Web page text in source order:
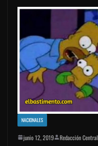
NACIONALES
junio 12, 2019 Redacción Central